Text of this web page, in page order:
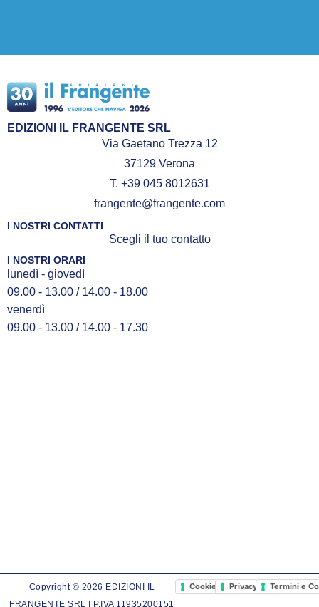
EDIZIONI IL FRANGENTE SRL
Via Gaetano Trezza 12
37129 Verona
T. +39 045 8012631
frangente@frangente.com
I NOSTRI CONTATTI
Scegli il tuo contatto
I NOSTRI ORARI
lunedì - giovedì
09.00 - 13.00 / 14.00 - 18.00
venerdì
09.00 - 13.00 / 14.00 - 17.30
Copyright © 2026 EDIZIONI IL
FRANGENTE SRL | P.IVA 11935200151
Cookie PolicyPrivacy PolicyTermini e